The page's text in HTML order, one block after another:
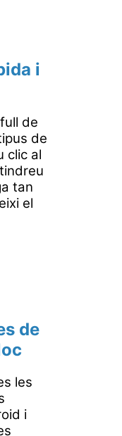
i
de
de
clic al
tan
el
de
les
i